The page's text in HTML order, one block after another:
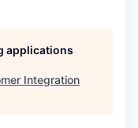
applications
Integration